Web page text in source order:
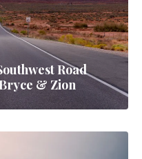
Road
& Zion